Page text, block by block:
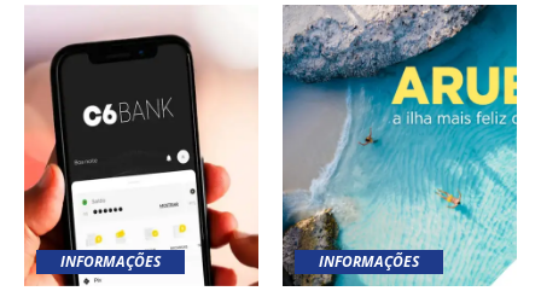
INFORMAÇÕES INFORMAÇÕES